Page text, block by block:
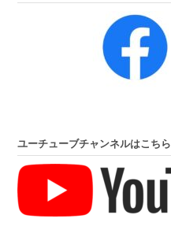
ユーチューブチャンネルはこちら